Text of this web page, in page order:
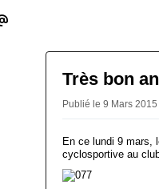
Très bon
Publié le 9 Mars
En ce lundi 9 mars,
cyclosportive au